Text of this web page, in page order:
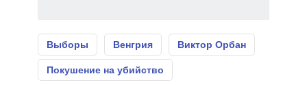
Выборы Венгрия Виктор Орбан
Покушение на убийство